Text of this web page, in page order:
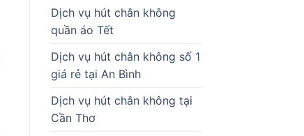
Dịch vụ hút chân không
quần áo Tết
Dịch vụ hút chân không số 1
giá rẻ tại An Bình
Dịch vụ hút chân không tại
Cần Thơ